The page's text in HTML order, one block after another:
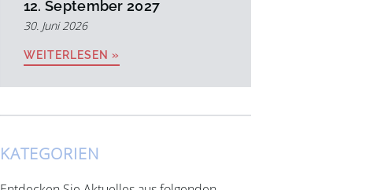
12. September 2027
30. Juni 2026
WEITERLESEN »
KATEGORIEN